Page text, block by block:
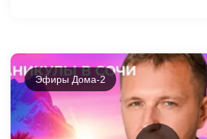
Эфиры Дома-2